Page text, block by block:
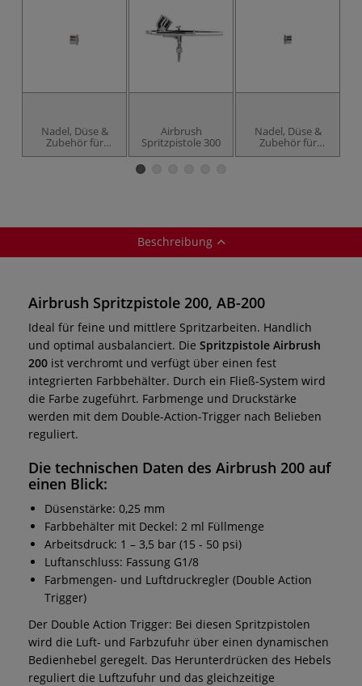
Nadel, Düse &
Zubehör für
Airbrush AB-200
Airbrush
Spritzpistole 300
Nadel, Düse &
Zubehör für
Airbrush AB-300
Beschreibung
Airbrush Spritzpistole 200, AB-200
Ideal für feine und mittlere Spritzarbeiten. Handlich
und optimal ausbalanciert. Die Spritzpistole Airbrush
200 ist verchromt und verfügt über einen fest
integrierten Farbbehälter. Durch ein Fließ-System wird
die Farbe zugeführt. Farbmenge und Druckstärke
werden mit dem Double-Action-Trigger nach Belieben
reguliert.
Die technischen Daten des Airbrush 200 auf
einen Blick:
Düsenstärke: 0,25 mm
Farbbehälter mit Deckel: 2 ml Füllmenge
Arbeitsdruck: 1 – 3,5 bar (15 - 50 psi)
Luftanschluss: Fassung G1/8
Farbmengen- und Luftdruckregler (Double Action
Trigger)
Der Double Action Trigger: Bei diesen Spritzpistolen
wird die Luft- und Farbzufuhr über einen dynamischen
Bedienhebel geregelt. Das Herunterdrücken des Hebels
reguliert die Luftzufuhr und das gleichzeitige